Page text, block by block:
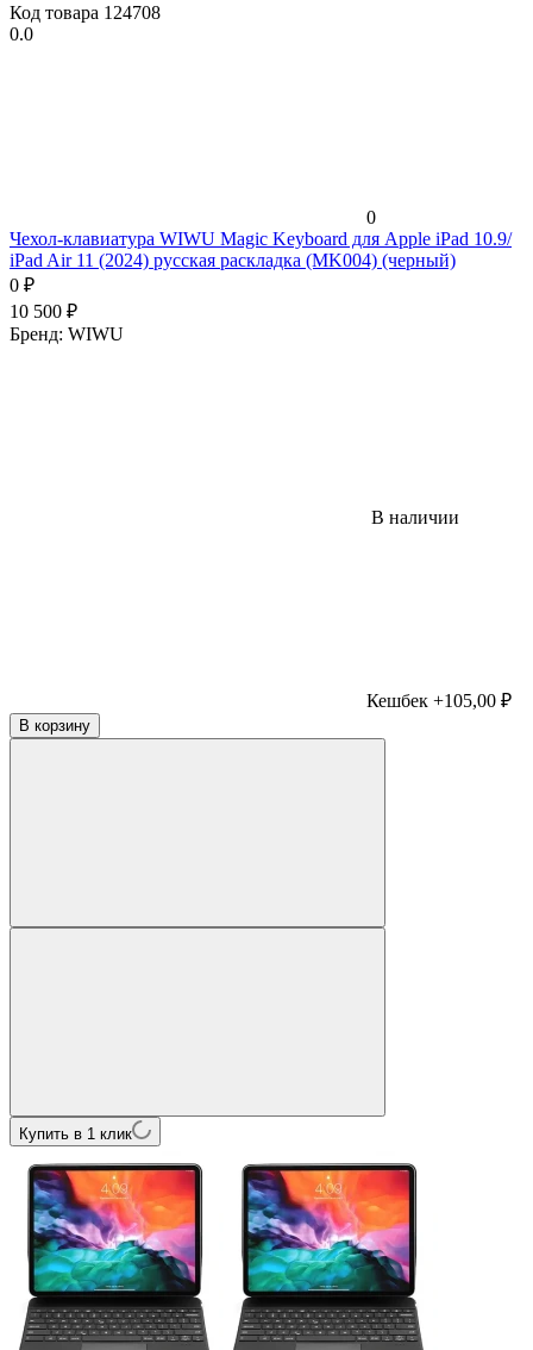
Код товара 124708
0.0
0
Чехол-клавиатура WIWU Magic Keyboard для Apple iPad 10.9/
iPad Air 11 (2024) русская раскладка (MK004) (черный)
0 ₽
10 500 ₽
Бренд: WIWU
В наличии
Кешбек +105,00 ₽
В корзину
Купить в 1 клик